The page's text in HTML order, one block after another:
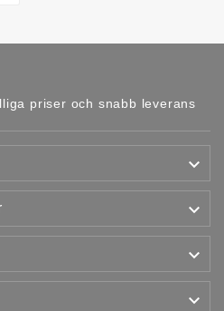
priser och snabb leverans



